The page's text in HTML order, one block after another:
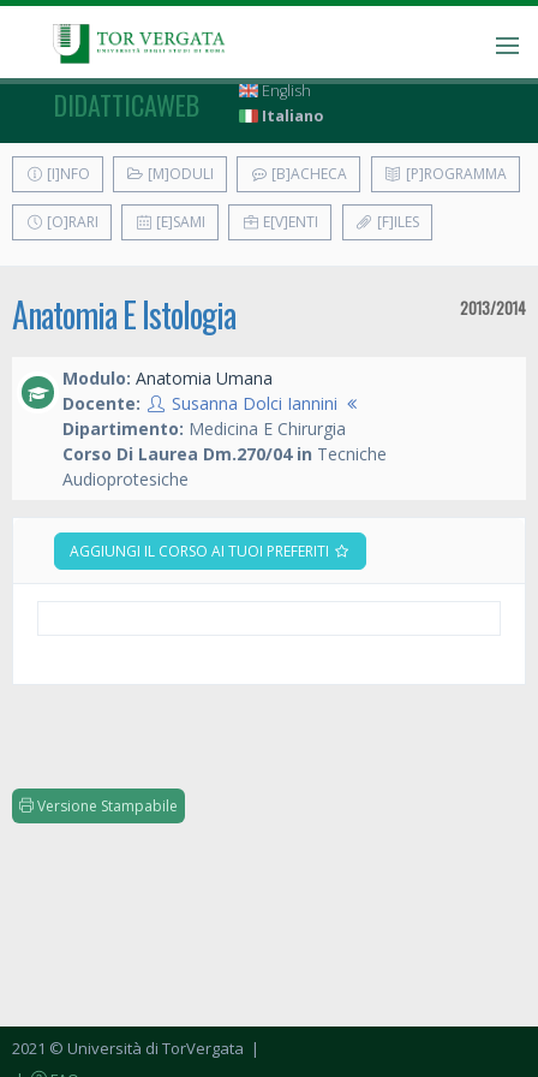
DIDATTICAWEB
English
Italiano
[I]NFO [M]ODULI [B]ACHECA [P]ROGRAMMA
[O]RARI [E]SAMI E[V]ENTI [F]ILES
Anatomia E Istologia 2013/2014
Modulo: Anatomia Umana
Docente:
Susanna Dolci Iannini
Dipartimento: Medicina E Chirurgia
Corso Di Laurea Dm.270/04 in Tecniche
Audioprotesiche
AGGIUNGI IL CORSO AI TUOI PREFERITI
Versione Stampabile
2021 © Università di TorVergata |